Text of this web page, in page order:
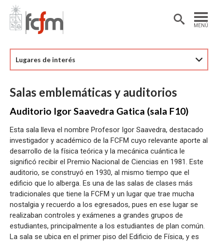
MENÚ
Estudiantes
Académicas/os
Lugares de interés
Salas emblemáticas y auditorios
Auditorio Igor Saavedra Gatica (sala F10)
Esta sala lleva el nombre Profesor Igor Saavedra, destacado
investigador y académico de la FCFM cuyo relevante aporte al
desarrollo de la física teórica y la mecánica cuántica le
significó recibir el Premio Nacional de Ciencias en 1981. Este
auditorio, se construyó en 1930, al mismo tiempo que el
edificio que lo alberga. Es una de las salas de clases más
tradicionales que tiene la FCFM y un lugar que trae mucha
nostalgia y recuerdo a los egresados, pues en ese lugar se
realizaban controles y exámenes a grandes grupos de
estudiantes, principalmente a los estudiantes de plan común.
La sala se ubica en el primer piso del Edificio de Física, y es